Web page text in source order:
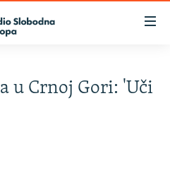
u Crnoj Gori: 'Uči